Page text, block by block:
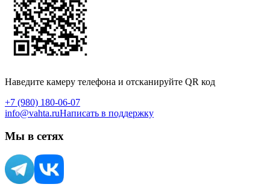
Наведите камеру телефона и отсканируйте QR код
+7 (980) 180-06-07
info@vahta.ruНаписать в поддержку
Мы в сетях